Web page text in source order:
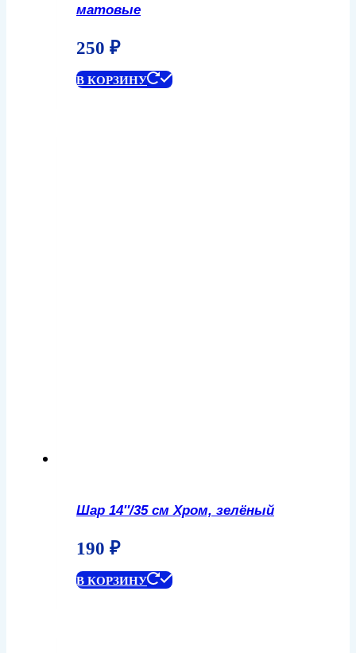
матовые
250 ₽
В КОРЗИНУ
Шар 14″/35 см Хром, зелёный
190 ₽
В КОРЗИНУ